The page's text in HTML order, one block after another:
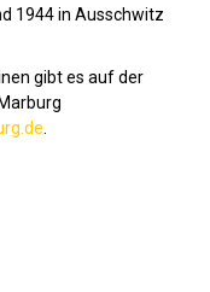
1944 in Ausschwitz
gibt es auf der